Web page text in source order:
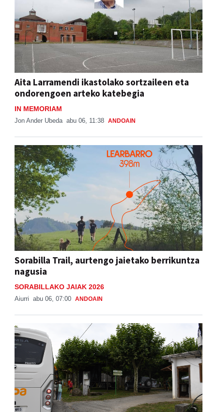
Aita Larramendi ikastolako sortzaileen eta
ondorengoen arteko katebegia
IN MEMORIAM
Jon Ander Ubeda abu 06, 11:38 ANDOAIN
Sorabilla Trail, aurtengo jaietako berrikuntza
nagusia
SORABILLAKO JAIAK 2026
Aiurri abu 06, 07:00 ANDOAIN